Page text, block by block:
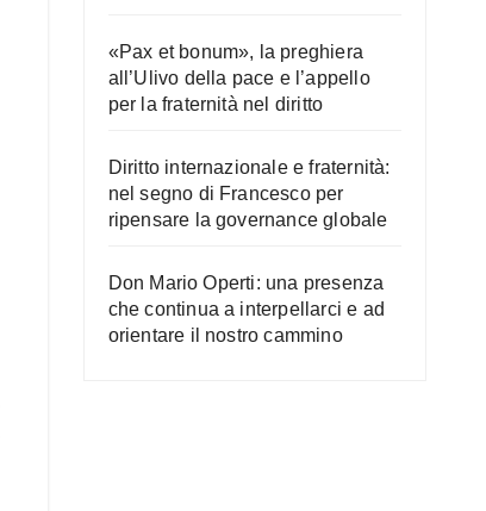
«Pax et bonum», la preghiera
all’Ulivo della pace e l’appello
per la fraternità nel diritto
Diritto internazionale e fraternità:
nel segno di Francesco per
ripensare la governance globale
Don Mario Operti: una presenza
che continua a interpellarci e ad
orientare il nostro cammino